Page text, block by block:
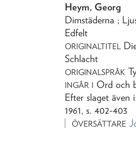
Heym, Georg
Dimstäderna ;
Edfelt
ORIGINALTITEL
Schlacht
ORIGINALSPRÅK
INGÅR I Ord och
Efter slaget även
1961, s. 402-403
ÖVERSÄTTARE